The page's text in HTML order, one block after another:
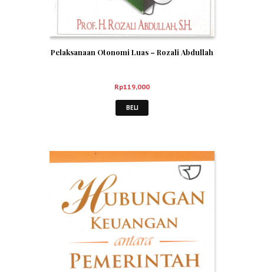
Pelaksanaan Otonomi Luas – Rozali Abdullah
Rp119,000
BELI